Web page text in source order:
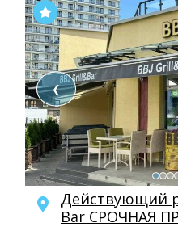
❮
Действующий
Bar СРОЧНАЯ